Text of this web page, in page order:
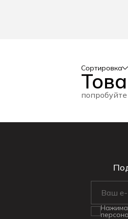
Сортировка